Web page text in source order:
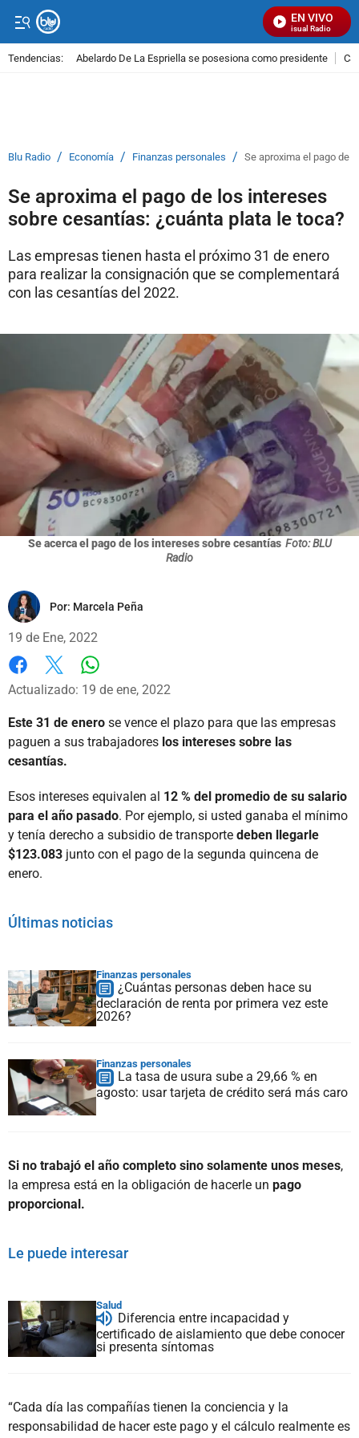
EN VIVO
Señal Visual Radio
Tendencias: Abelardo De La Espriella se posesiona como presidente
Blu Radio / Economía / Finanzas personales / Se aproxima el pago de
Se aproxima el pago de los intereses
sobre cesantías: ¿cuánta plata le toca?
Las empresas tienen hasta el próximo 31 de enero
para realizar la consignación que se complementará
con las cesantías del 2022.
Se acerca el pago de los intereses sobre cesantías Foto: BLU
Radio
Por: Marcela Peña
19 de Ene, 2022
Facebook
X
Actualizado: 19 de ene, 2022
Este 31 de enero se vence el plazo para que las empresas
paguen a sus trabajadores los intereses sobre las
cesantías.
Esos intereses equivalen al 12 % del promedio de su salario
para el año pasado. Por ejemplo, si usted ganaba el mínimo
y tenía derecho a subsidio de transporte deben llegarle
$123.083 junto con el pago de la segunda quincena de
enero.
Últimas noticias
Finanzas personales
¿Cuántas personas deben hace su
declaración de renta por primera vez este
2026?
Finanzas personales
La tasa de usura sube a 29,66 % en
agosto: usar tarjeta de crédito será más caro
Si no trabajó el año completo sino solamente unos meses,
la empresa está en la obligación de hacerle un pago
proporcional.
Le puede interesar
Salud
Diferencia entre incapacidad y
certificado de aislamiento que debe conocer
si presenta síntomas
“Cada día las compañías tienen la conciencia y la
responsabilidad de hacer este pago y el cálculo realmente es